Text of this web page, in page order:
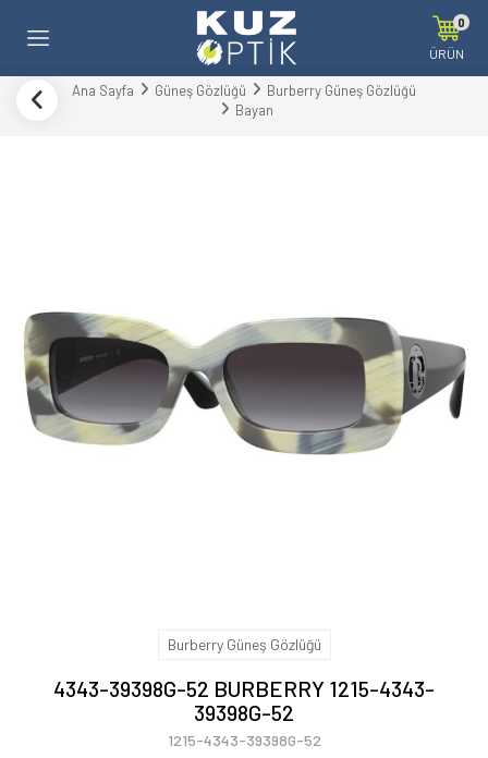
0
ÜRÜN
Ana Sayfa Güneş Gözlüğü
Burberry Güneş Gözlüğü
Bayan
Burberry Güneş Gözlüğü
4343-39398G-52 BURBERRY 1215-4343-
39398G-52
1215-4343-39398G-52